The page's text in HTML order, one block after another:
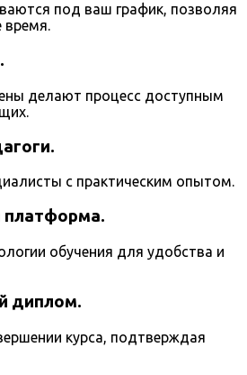
под ваш график, позволяя
время.
делают процесс доступным
с практическим опытом.
платформа.
обучения для удобства и
диплом.
курса, подтверждая